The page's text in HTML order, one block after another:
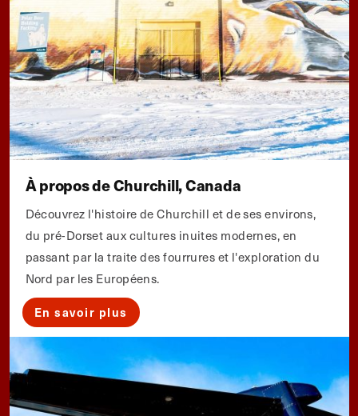
À propos de Churchill, Canada
Découvrez l'histoire de Churchill et de ses environs,
du pré-Dorset aux cultures inuites modernes, en
passant par la traite des fourrures et l'exploration du
Nord par les Européens.
En savoir plus